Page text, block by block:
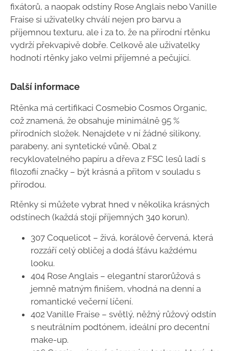
fixátorů, a naopak odstíny Rose Anglais nebo Vanille
Fraise si uživatelky chválí nejen pro barvu a
příjemnou texturu, ale i za to, že na přírodní rtěnku
vydrží překvapivě dobře. Celkově ale uživatelky
hodnotí rtěnky jako velmi příjemné a pečující.
Další informace
Rtěnka má certifikaci Cosmebio Cosmos Organic,
což znamená, že obsahuje minimálně 95 %
přírodních složek. Nenajdete v ní žádné silikony,
parabeny, ani syntetické vůně. Obal z
recyklovatelného papíru a dřeva z FSC lesů ladí s
filozofií značky – být krásná a přitom v souladu s
přírodou.
Rtěnky si můžete vybrat hned v několika krásných
odstínech (každá stojí příjemných 340 korun).
307 Coquelicot – živá, korálově červená, která
rozzáří celý obličej a dodá šťávu každému
looku.
404 Rose Anglais – elegantní starorůžová s
jemně matným finišem, vhodná na denní a
romantické večerní líčení.
402 Vanille Fraise – světlý, něžný růžový odstín
s neutrálním podtónem, ideální pro decentní
make-up.